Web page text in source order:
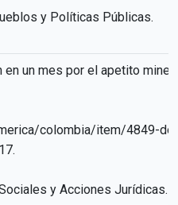
y Políticas Públicas.
un mes por el apetito
colombia/item/4849-
y Acciones Jurídicas.